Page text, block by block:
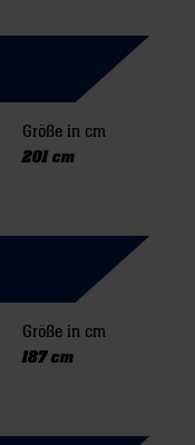
Größe in cm
201 cm
Größe in cm
187 cm